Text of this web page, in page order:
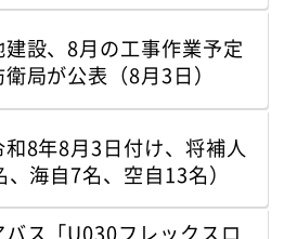
設、8月の工事作業予定
局が公表（8月3日）
8年8月3日付け、将補人
海自7名、空自13名）
バス「U030フレックスロ